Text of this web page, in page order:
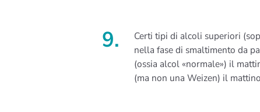
Certi tipi di alcoli superiori
nella fase di smaltimento da
(ossia alcol «normale») il
(ma non una Weizen) il